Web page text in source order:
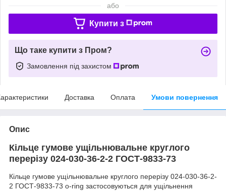
або
Купити з
Що таке купити з Пром?
Замовлення під захистом
Доставка Оплата Умови повернення
Опис
Кільце гумове ущільнювальне круглого
перерізу 024-030-36-2-2 ГОСТ-9833-73
Кільце гумове ущільнювальне круглого перерізу 024-030-36-2-
2 ГОСТ-9833-73 o-ring застосовуються для ущільнення